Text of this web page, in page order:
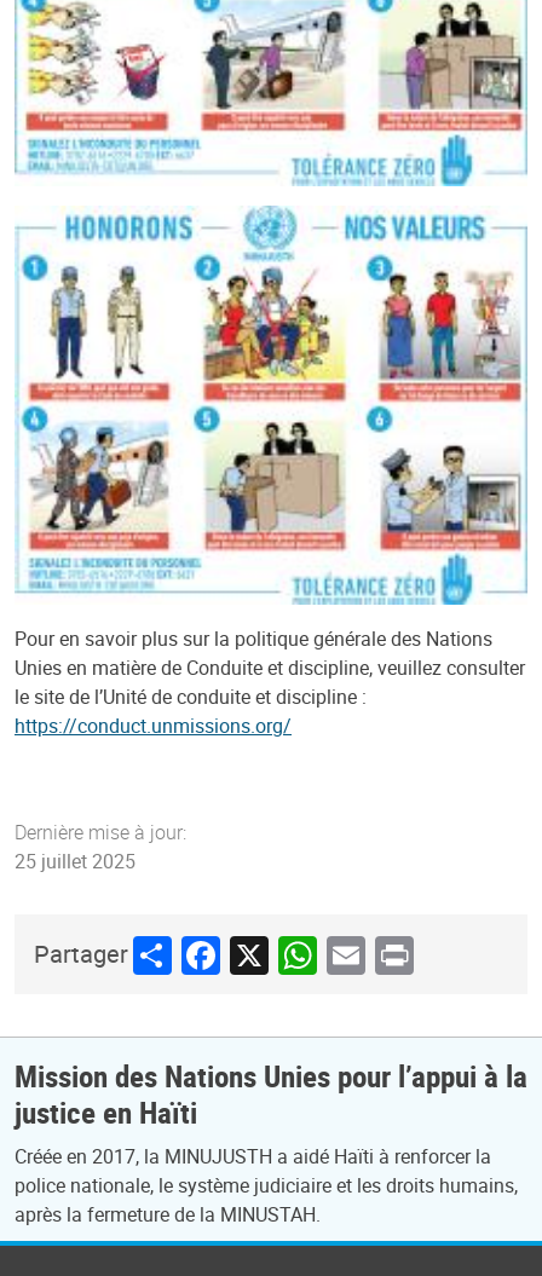
Pour en savoir plus sur la politique générale des Nations
Unies en matière de Conduite et discipline, veuillez consulter
le site de l’Unité de conduite et discipline :
https://conduct.unmissions.org/
Dernière mise à jour:
25 juillet 2025
PartagerShareFacebook
X WhatsApp
Email
Print
Mission des Nations Unies pour l’appui à la
justice en Haïti
Créée en 2017, la MINUJUSTH a aidé Haïti à renforcer la
police nationale, le système judiciaire et les droits humains,
après la fermeture de la MINUSTAH.